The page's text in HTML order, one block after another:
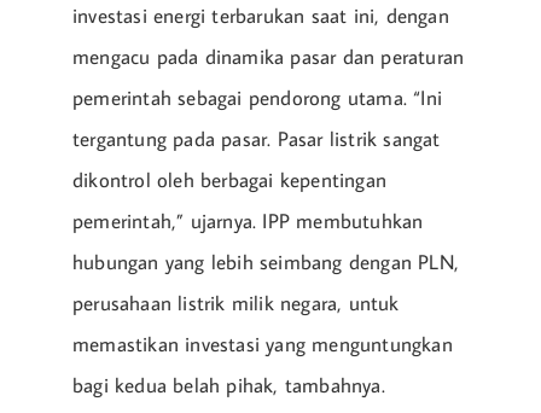
investasi energi terbarukan saat ini, dengan
mengacu pada dinamika pasar dan peraturan
pemerintah sebagai pendorong utama. “Ini
tergantung pada pasar. Pasar listrik sangat
dikontrol oleh berbagai kepentingan
pemerintah,” ujarnya. IPP membutuhkan
hubungan yang lebih seimbang dengan PLN,
perusahaan listrik milik negara, untuk
memastikan investasi yang menguntungkan
bagi kedua belah pihak, tambahnya.